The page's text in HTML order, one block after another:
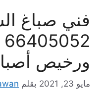
فني صباغ
ورخيص
مايو 23, 2021 بقلم